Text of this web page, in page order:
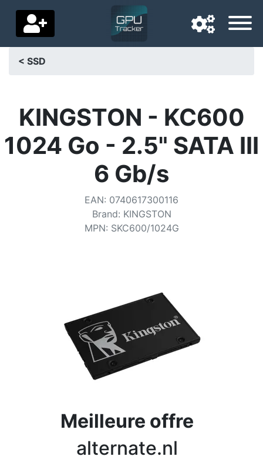
Pays de livraison
Accueil
< SSD
KINGSTON - KC600
1024 Go - 2.5" SATA III
6 Gb/s
EAN: 0740617300116
Brand: KINGSTON
MPN: SKC600/1024G
Meilleure offre
alternate.nl